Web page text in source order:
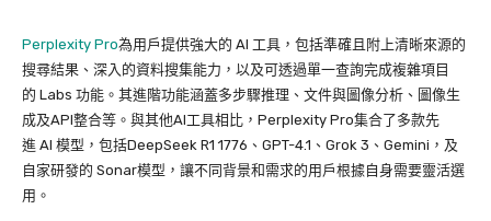
Perplexity Pro為用戶提供強大的 AI 工具，包括準確且附上清晰來源的
搜尋結果、深入的資料搜集能力，以及可透過單一查詢完成複雜項目
的 Labs 功能。其進階功能涵蓋多步驟推理、文件與圖像分析、圖像生
成及API整合等。與其他AI工具相比，Perplexity Pro集合了多款先
進 AI 模型，包括DeepSeek R1 1776、GPT-4.1、Grok 3、Gemini，及
自家研發的 Sonar模型，讓不同背景和需求的用戶根據自身需要靈活選
用。